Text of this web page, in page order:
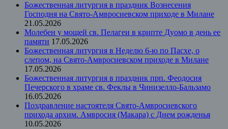
Божественная литургия в праздник Вознесения
Господня на Свято-Амвросиевском приходе в Милане
21.05.2026
Молебен у мощей св. Пелагеи в крипте Дуомо в день ее
памяти 17.05.2026
Божественная литургия в Неделю 6-ю по Пасхе, о
слепом, на Свято-Амвросиевском приходе в Милане
17.05.2026
Божественная литургия в праздник прп. Феодосия
Печерского в храме св. Феклы в Чинизелло-Бальзамо
16.05.2026
Поздравление настоятеля Свято-Амвросиевского
прихода архим. Амвросия (Макара) с Днем рожденья
10.05.2026